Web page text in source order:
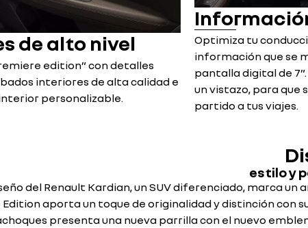
de alto nivel
edition” con detalles
interiores de alta calidad e
personalizable.
Optimiza tu
información que se
pantalla digital de
un vistazo, para que
partido a tus viajes.
estilo y
del Renault Kardian, un SUV diferenciado, marca
aporta un toque de originalidad y distinción con
presenta una nueva parrilla con el nuevo